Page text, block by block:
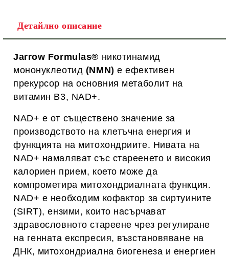
Детайлно описание
Jarrow Formulas® никотинамид
мононуклеотид (NMN) е ефективен
прекурсор на основния метаболит на
витамин B3, NAD+.
NAD+ е от съществено значение за
производството на клетъчна енергия и
функцията на митохондриите. Нивата на
NAD+ намаляват със стареенето и високия
калориен прием, което може да
компрометира митохондриалната функция.
NAD+ е необходим кофактор за сиртуините
(SIRT), ензими, които насърчават
здравословното стареене чрез регулиране
на генната експресия, възстановяване на
ДНК, митохондриална биогенеза и енергиен